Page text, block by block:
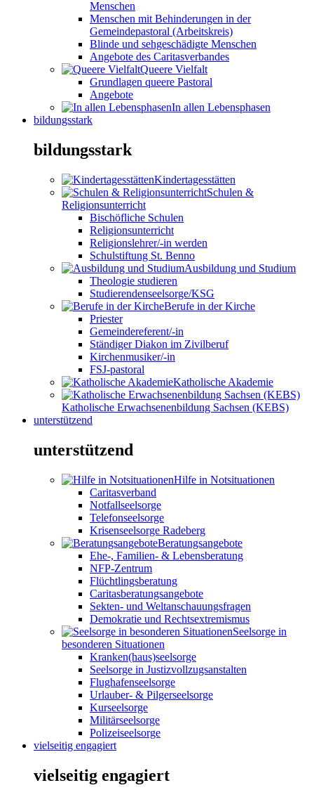
Menschen
Menschen mit Behinderungen in der
Gemeindepastoral (Arbeitskreis)
Blinde und sehgeschädigte Menschen
Angebote des Caritasverbandes
Queere Vielfalt
Grundlagen queere Pastoral
Angebote
In allen Lebensphasen
bildungsstark
bildungsstark
Kindertagesstätten
Schulen &
Religionsunterricht
Bischöfliche Schulen
Religionsunterricht
Religionslehrer/-in werden
Schulstiftung St. Benno
Ausbildung und Studium
Theologie studieren
Studierendenseelsorge/KSG
Berufe in der Kirche
Priester
Gemeindereferent/-in
Ständiger Diakon im Zivilberuf
Kirchenmusiker/-in
FSJ-pastoral
Katholische Akademie
Katholische Erwachsenenbildung Sachsen (KEBS)
unterstützend
unterstützend
Hilfe in Notsituationen
Caritasverband
Notfallseelsorge
Telefonseelsorge
Krisenseelsorge Radeberg
Beratungsangebote
Ehe-, Familien- & Lebensberatung
NFP-Zentrum
Flüchtlingsberatung
Caritasberatungsangebote
Sekten- und Weltanschauungsfragen
Demokratie und Rechtsextremismus
Seelsorge in
besonderen Situationen
Kranken(haus)seelsorge
Seelsorge in Justizvollzugsanstalten
Flughafenseelsorge
Urlauber- & Pilgerseelsorge
Kurseelsorge
Militärseelsorge
Polizeiseelsorge
vielseitig engagiert
vielseitig engagiert